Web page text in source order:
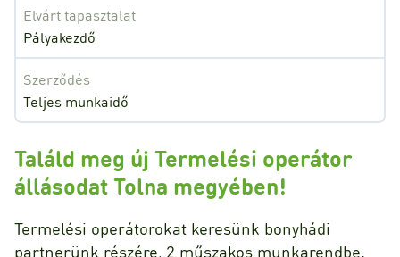
Elvárt tapasztalat
Pályakezdő
Szerződés
Teljes munkaidő
Találd meg új Termelési operátor
állásodat Tolna megyében!
Termelési operátorokat keresünk bonyhádi
partnerünk részére, 2 műszakos munkarendbe.